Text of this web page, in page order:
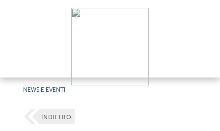
NEWS E EVENTI
INDIETRO